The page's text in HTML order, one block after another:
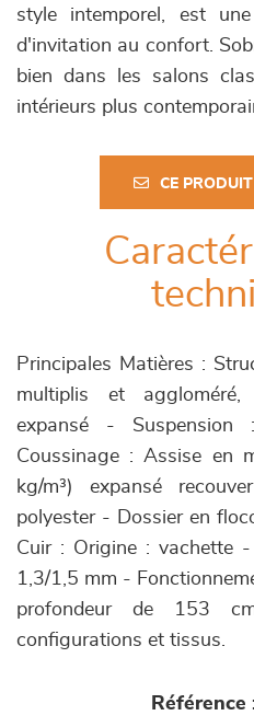
style intemporel, est
d'invitation au confort.
bien dans les salons
intérieurs plus
CE
Principales Matières :
multiplis et aggloméré,
expansé - Suspension
Coussinage : Assise en
kg/m³) expansé
polyester - Dossier en
Cuir : Origine : vachette
1,3/1,5 mm -
profondeur de 153
configurations et tissus.
Référence